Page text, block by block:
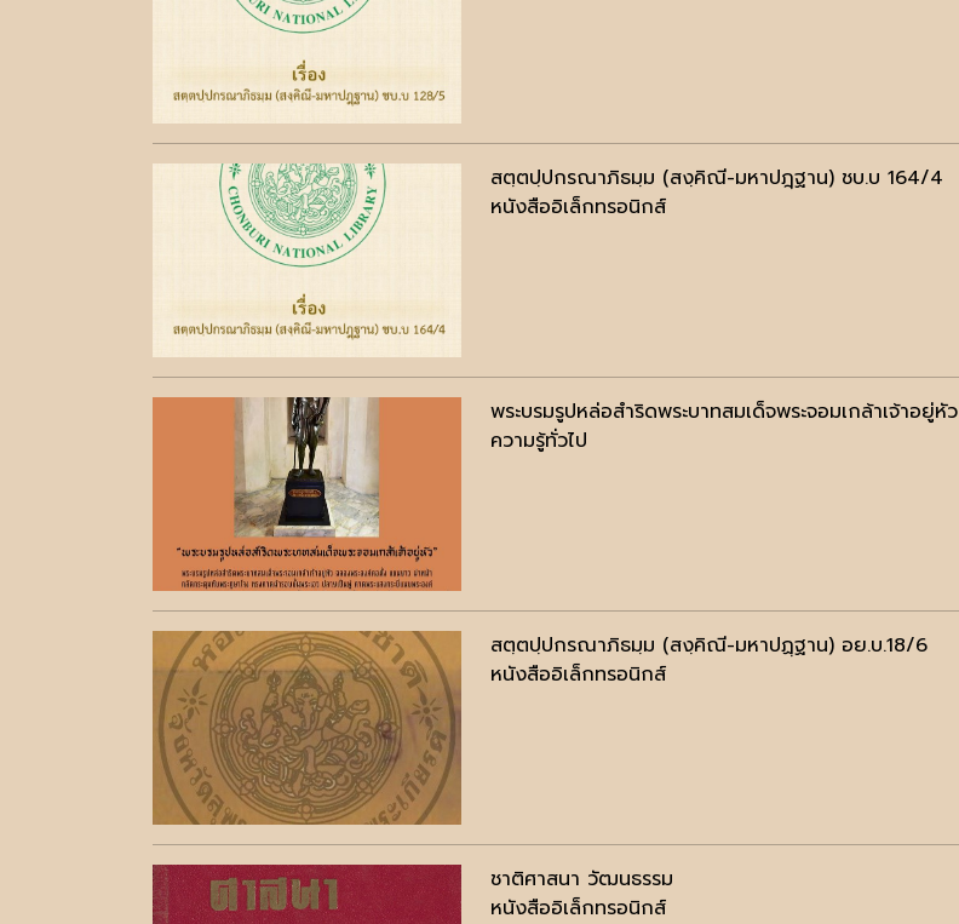
สตฺตปฺปกรณาภิธมฺม (สงฺคิณี-มหาปฎฺฐาน) ชบ.บ 164/4
หนังสืออิเล็กทรอนิกส์
พระบรมรูปหล่อสำริดพระบาทสมเด็จพระจอมเกล้าเจ้าอยู่หัว
ความรู้ทั่วไป
สตฺตปฺปกรณาภิธมฺม (สงฺคิณี-มหาปฏฺฐาน) อย.บ.18/6
หนังสืออิเล็กทรอนิกส์
ชาติศาสนา วัฒนธรรม
หนังสืออิเล็กทรอนิกส์